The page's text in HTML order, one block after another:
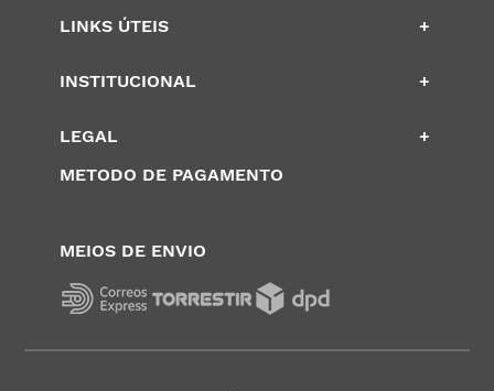
LINKS ÚTEIS +
INSTITUCIONAL +
LEGAL
+
METODO DE PAGAMENTO
MEIOS DE ENVIO